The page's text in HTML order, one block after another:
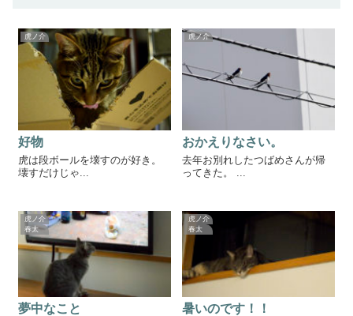
虎ノ介
好物
虎は段ボールを壊すのが好き。
壊すだけじゃ...
虎ノ介
おかえりなさい。
去年お別れしたつばめさんが帰
ってきた。 ...
虎ノ介
春太
夢中なこと
虎ノ介
春太
暑いのです！！